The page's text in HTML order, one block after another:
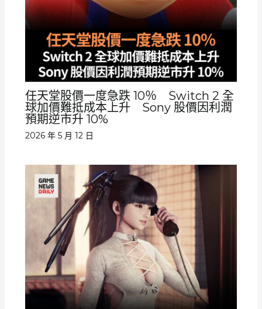
任天堂股價一度急跌 10％ Switch 2 全
球加價難抵成本上升 Sony 股價因利潤
預期逆市升 10%
2026 年 5 月 12 日